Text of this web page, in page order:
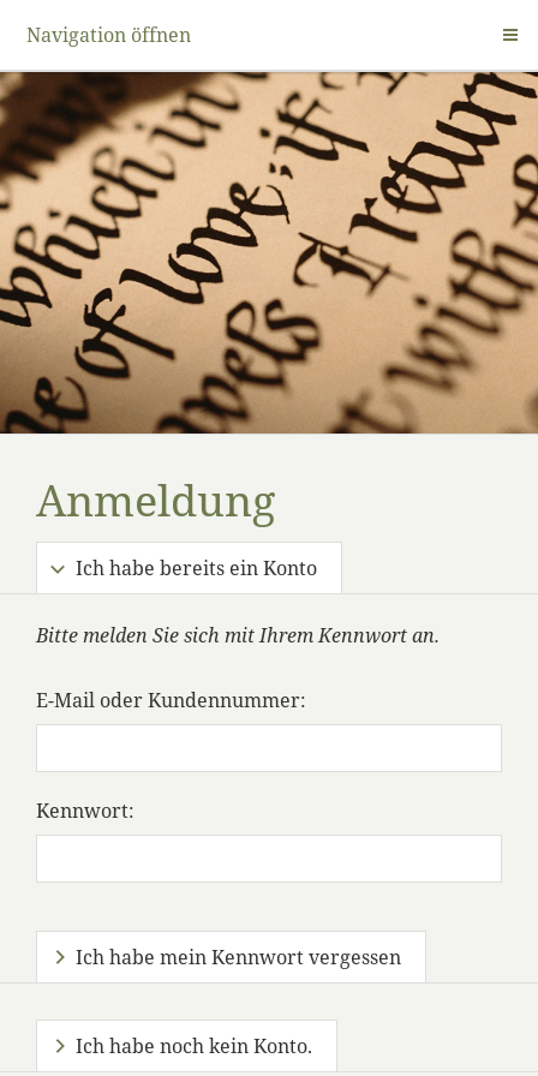
Navigation öffnen
Anmeldung
Ich habe bereits ein Konto
Bitte melden Sie sich mit Ihrem Kennwort an.
E-Mail oder Kundennummer:
Kennwort:
Ich habe mein Kennwort vergessen
Ich habe noch kein Konto.